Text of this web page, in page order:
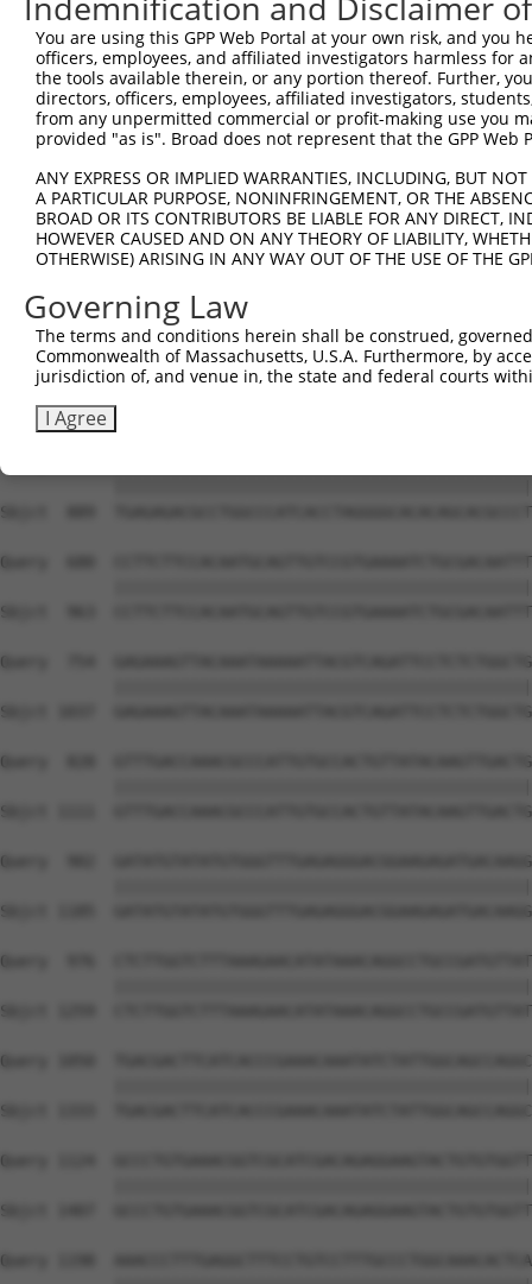
You are using this GPP Web Portal at your own risk, and
officers, employees, and affiliated investigators harmless for
the tools available therein, or any portion thereof. Further,
directors, officers, employees, affiliated investigators,
from any unpermitted commercial or profit-making use you
provided "as is". Broad does not represent that the GPP
ANY EXPRESS OR IMPLIED WARRANTIES, INCLUDING, BUT
A PARTICULAR PURPOSE, NONINFRINGEMENT, OR THE
BROAD OR ITS CONTRIBUTORS BE LIABLE FOR ANY DIRECT,
HOWEVER CAUSED AND ON ANY THEORY OF LIABILITY,
OTHERWISE) ARISING IN ANY WAY OUT OF THE USE OF THE
Governing Law
The terms and conditions herein shall be construed,
Commonwealth of Massachusetts, U.S.A. Furthermore, by
jurisdiction of, and venue in, the state and federal courts
I Agree